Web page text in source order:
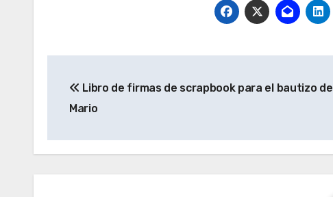
de
Libro de firmas de scrapbook para el bautizo de
Mario